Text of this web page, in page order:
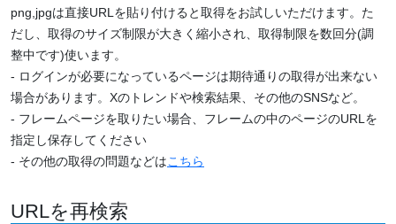
png,jpgは直接URLを貼り付けると取得をお試しいただけます。た
だし、取得のサイズ制限が大きく縮小され、取得制限を数回分(調
整中です)使います。
- ログインが必要になっているページは期待通りの取得が出来ない
場合があります。Xのトレンドや検索結果、その他のSNSなど。
- フレームページを取りたい場合、フレームの中のページのURLを
指定し保存してください
- その他の取得の問題などはこちら
URLを再検索